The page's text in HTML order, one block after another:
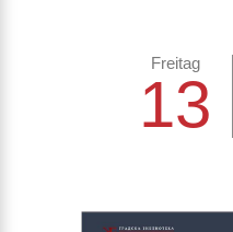
Freitag
13